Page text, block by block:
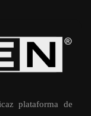
plataforma de